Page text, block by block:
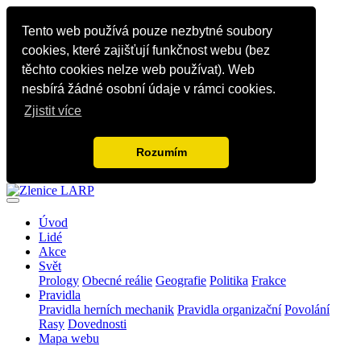
Tento web používá pouze nezbytné soubory
cookies, které zajišťují funkčnost webu (bez
těchto cookies nelze web používat). Web
nesbírá žádné osobní údaje v rámci cookies.
Zjistit více
Rozumím
Úvod
Lidé
Akce
Svět
Prology Obecné reálie Geografie Politika Frakce
Pravidla
Pravidla herních mechanik Pravidla organizační Povolání
Rasy Dovednosti
Mapa webu